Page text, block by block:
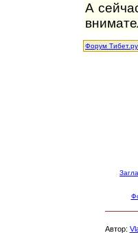
А
Форум Тибет.ру
Автор: